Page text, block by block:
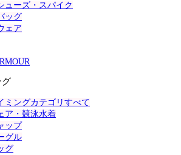
ューズ・スパイク
ッグ
ェア
グ
ミングカテゴリすべて
ア・競泳水着
ップ
グル
グ